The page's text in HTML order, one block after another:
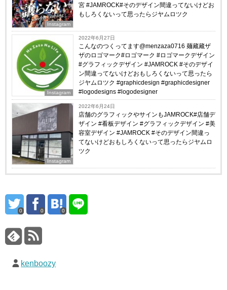
Instagram
宮 #JAMROCK#そのデザイン間違ってないけどお
もしろくないって思ったらジヤムロツク
Instagram
2022年6月27日
こんなのつくってます@menzaza0716 麺藏藏ザ
ザのロゴマーク#ロゴマーク #ロゴマークデザイン
#グラフィックデザイン #JAMROCK #そのデザイ
ン間違ってないけどおもしろくないって思ったら
ジヤムロツク #graphicdesign #graphicdesigner
#logodesigns #logodesigner
Instagram
2022年6月24日
店舗のグラフィックやサインもJAMROCK#店舗デ
ザイン #看板デザイン #グラフィックデザイン #美
容室デザイン #JAMROCK #そのデザイン間違っ
てないけどおもしろくないって思ったらジヤムロ
ツク
0 0 0
kenboozy